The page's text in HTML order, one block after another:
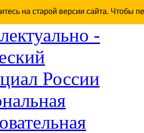
на старой версии сайта. Чтобы
-
России